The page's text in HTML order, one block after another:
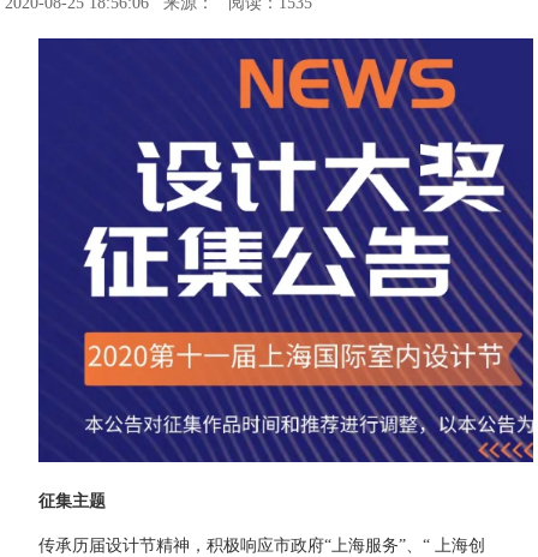
征集主题
传承历届设计节精神，积极响应市政府“上海服务”、“ 上海创